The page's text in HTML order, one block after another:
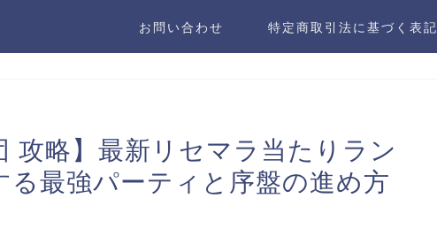
お問い合わせ 特定商取引法に基づく表記
攻略】最新リセマラ当たりラン
る最強パーティと序盤の進め方